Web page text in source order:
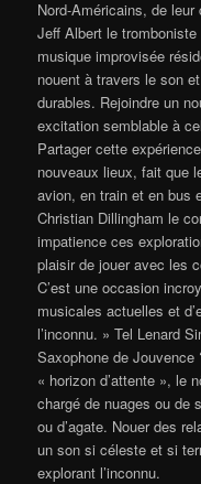
Nord-Américains, de
Jeff Albert le tromboniste
musique improvisée
nouent à travers le son
durables. Rejoindre un
excitation semblable à
Partager cette
nouveaux lieux, fait que
avion, en train et en bus
Christian Dillingham le
impatience ces
plaisir de jouer avec les
C’est une occasion
musicales actuelles et
l’inconnu. » Tel Lenard
Saxophone de Jouvence
« horizon d’attente », le
chargé de nuages ou de
ou d’agate. Nouer des
un son si céleste et si
explorant l’inconnu.